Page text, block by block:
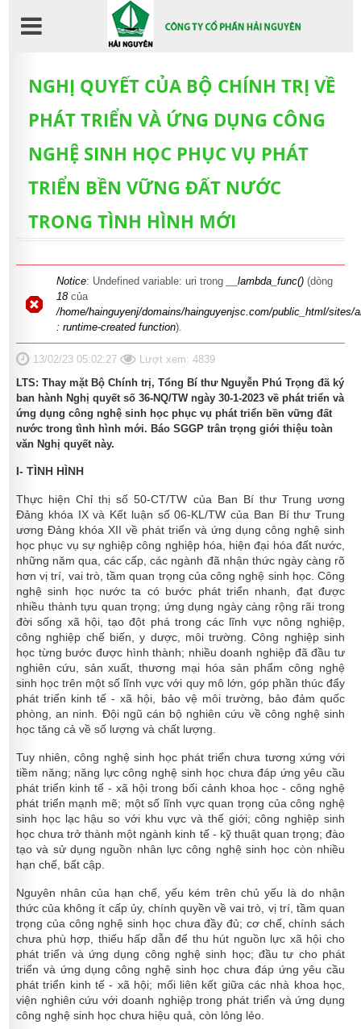
Nhảy
đến
nội
NGHỊ QUYẾT CỦA BỘ CHÍNH TRỊ VỀ
PHÁT TRIỂN VÀ ỨNG DỤNG CÔNG
NGHỆ SINH HỌC PHỤC VỤ PHÁT
TRIỂN BỀN VỮNG ĐẤT NƯỚC
TRONG TÌNH HÌNH MỚI
Thông báo lỗi
Notice: Undefined variable: uri trong __lambda_func() (dòng
18của
/home/hainguyenj/domains/hainguyenjsc.com/public_html/
: runtime-created function).
13/02/23 05:02:27
Lượt xem: 4839
LTS: Thay mặt Bộ Chính trị, Tổng Bí thư Nguyễn Phú Trọng đã ký
ban hành Nghị quyết số 36-NQ/TW ngày 30-1-2023 về phát triển và
ứng dụng công nghệ sinh học phục vụ phát triển bền vững đất
nước trong tình hình mới. Báo SGGP trân trọng giới thiệu toàn
văn Nghị quyết này.
I- TÌNH HÌNH
Thực hiện Chỉ thị số 50-CT/TW của Ban Bí thư Trung ương
Đảng khóa IX và Kết luận số 06-KL/TW của Ban Bí thư Trung
ương Đảng khóa XII về phát triển và ứng dụng công nghệ sinh
học phục vụ sự nghiệp công nghiệp hóa, hiện đại hóa đất nước,
những năm qua, các cấp, các ngành đã nhận thức ngày càng rõ
hơn vị trí, vai trò, tầm quan trọng của công nghệ sinh học. Công
nghệ sinh học nước ta có bước phát triển nhanh, đạt được
nhiều thành tựu quan trọng; ứng dụng ngày càng rộng rãi trong
đời sống xã hội, tạo đột phá trong các lĩnh vực nông nghiệp,
công nghiệp chế biến, y dược, môi trường. Công nghiệp sinh
học từng bước được hình thành; nhiều doanh nghiệp đã đầu tư
nghiên cứu, sản xuất, thương mại hóa sản phẩm công nghệ
sinh học trên một số lĩnh vực với quy mô lớn, góp phần thúc đẩy
phát triển kinh tế - xã hội, bảo vệ môi trường, bảo đảm quốc
phòng, an ninh. Đội ngũ cán bộ nghiên cứu về công nghệ sinh
học tăng cả về số lượng và chất lượng.
Tuy nhiên, công nghệ sinh học phát triển chưa tương xứng với
tiềm năng; năng lực công nghệ sinh học chưa đáp ứng yêu cầu
phát triển kinh tế - xã hội trong bối cảnh khoa học - công nghệ
phát triển mạnh mẽ; một số lĩnh vực quan trọng của công nghệ
sinh học lạc hậu so với khu vực và thế giới; công nghiệp sinh
học chưa trở thành một ngành kinh tế - kỹ thuật quan trọng; đào
tạo và sử dụng nguồn nhân lực công nghệ sinh học còn nhiều
hạn chế, bất cập.
Nguyên nhân của hạn chế, yếu kém trên chủ yếu là do nhận
thức của không ít cấp ủy, chính quyền về vai trò, vị trí, tầm quan
trọng của công nghệ sinh học chưa đầy đủ; cơ chế, chính sách
chưa phù hợp, thiếu hấp dẫn để thu hút nguồn lực xã hội cho
phát triển và ứng dụng công nghệ sinh học; đầu tư cho phát
triển và ứng dụng công nghệ sinh học chưa đáp ứng yêu cầu
phát triển kinh tế - xã hội; mối liên kết giữa các nhà khoa học,
viện nghiên cứu với doanh nghiệp trong phát triển và ứng dụng
công nghệ sinh học chưa hiệu quả, còn lỏng lẻo.